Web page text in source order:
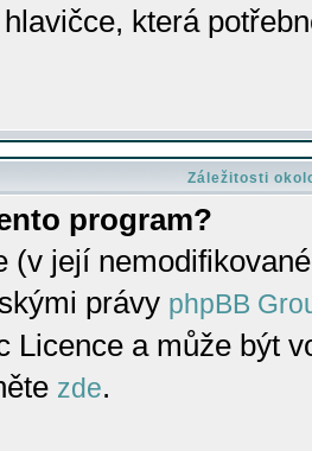
která
Záležitosti
program?
(v její
právy phpBB
Licence a může být
zde.